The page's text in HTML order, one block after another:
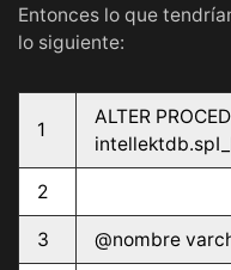
Entonces lo que
lo siguiente:
1
ALTER
2
3 @nombre